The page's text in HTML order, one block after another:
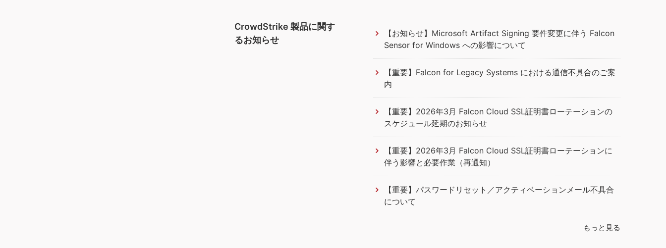
CrowdStrike 製品に関す
るお知らせ
【お知らせ】Microsoft Artifact Signing 要件変更に伴う Falcon
Sensor for Windows への影響について
【重要】Falcon for Legacy Systems における通信不具合のご案
内
【重要】2026年3月 Falcon Cloud SSL証明書ローテーションの
スケジュール延期のお知らせ
【重要】2026年3月 Falcon Cloud SSL証明書ローテーションに
伴う影響と必要作業（再通知）
【重要】パスワードリセット／アクティベーションメール不具合
について
もっと見る